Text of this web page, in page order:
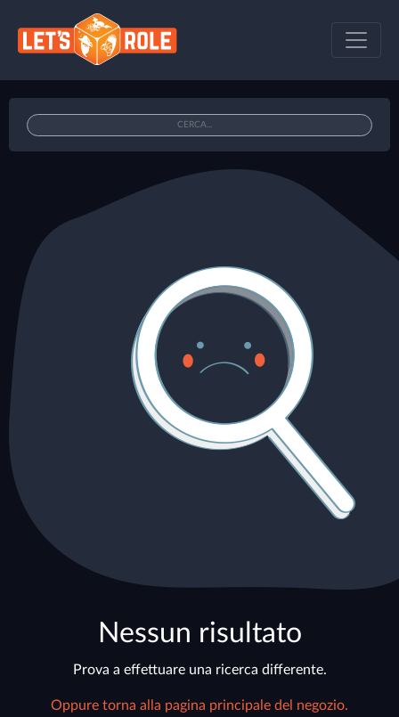
Nessun risultato
Prova a effettuare una ricerca differente.
Oppure torna alla pagina principale del negozio.